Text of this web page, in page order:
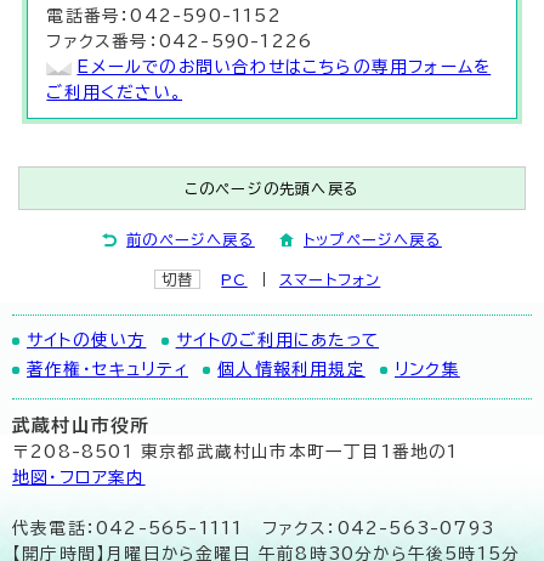
電話番号：042-590-1152
ファクス番号：042-590-1226
Eメールでのお問い合わせはこちらの専用フォームを
ご利用ください。
このページの先頭へ戻る
前のページへ戻る トップページへ戻る
切替 PC スマートフォン
サイトの使い方
サイトのご利用にあたって
著作権・セキュリティ
個人情報利用規定 リンク集
武蔵村山市役所
〒208-8501 東京都武蔵村山市本町一丁目1番地の1
地図･フロア案内
代表電話：042-565-1111 ファクス：042-563-0793
【開庁時間】月曜日から金曜日 午前8時30分から午後5時15分